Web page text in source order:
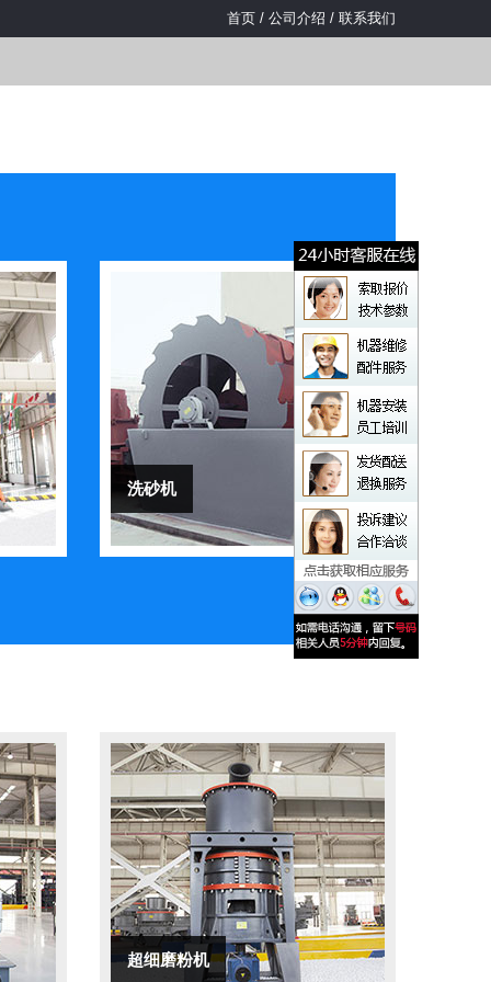
首页 / 公司介绍 / 联系我们
洗砂机
超细磨粉机